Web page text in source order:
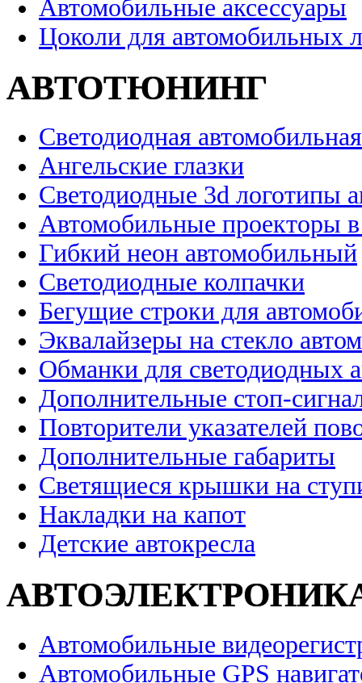
Автомобильные аксессуары
Цоколи для автомобильных
АВТОТЮНИНГ
Светодиодная
Ангельские глазки
Светодиодные 3d логотипы
Автомобильные проекторы
Гибкий неон автомобильный
Светодиодные колпачки
Бегущие строки для
Эквалайзеры на стекло
Обманки для светодиодных
Дополнительные стоп-
Повторители указателей
Дополнительные габариты
Светящиеся крышки на
Накладки на капот
Детские автокресла
Автомобильные
Автомобильные GPS